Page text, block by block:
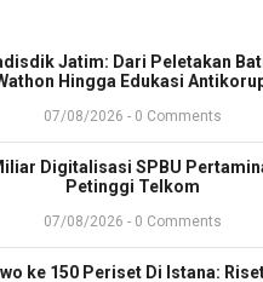
Jatim: Dari Peletakan
Hingga Edukasi
07/08/2026 - 0 Comments
Digitalisasi SPBU
Petinggi Telkom
07/08/2026 - 0 Comments
ke 150 Periset Di Istana: